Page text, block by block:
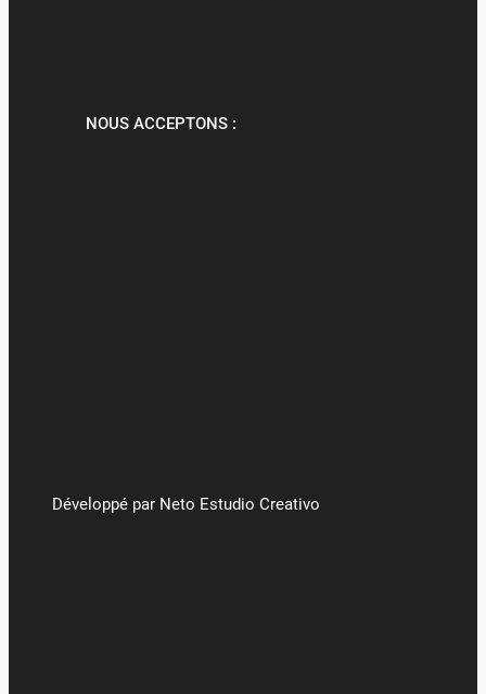
NOUS ACCEPTONS :
Développé par Neto Estudio Creativo